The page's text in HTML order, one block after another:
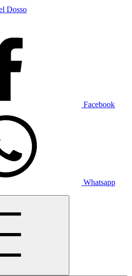
Dosso
Facebook
Whatsapp